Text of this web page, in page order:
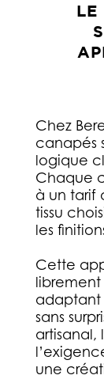
LE
Chez
canapés
logique
Chaque
à un tarif
tissu
les
Cette
librement
adaptant
sans
artisanal,
une